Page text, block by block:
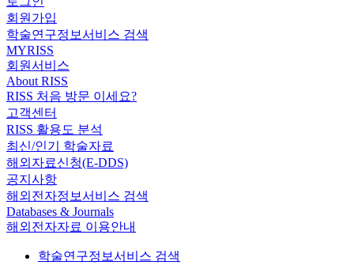
회원가입
학술연구정보서비스 검색
MYRISS
회원서비스
About RISS
RISS 처음 방문 이세요?
고객센터
RISS 활용도 분석
최신/인기 학술자료
해외자료신청(E-DDS)
공지사항
해외전자정보서비스 검색
Databases & Journals
해외전자자료 이용안내
학술연구정보서비스 검색